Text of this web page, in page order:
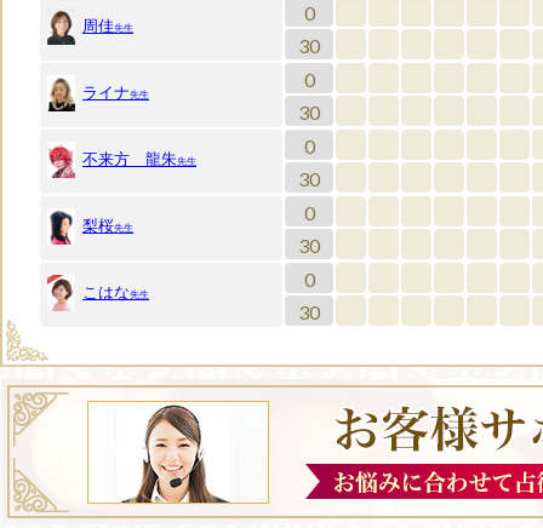
周佳先生
0
30
ライナ先生
0
30
不来方 龍朱先生
0
30
梨桜先生
0
30
こはな先生
0
30